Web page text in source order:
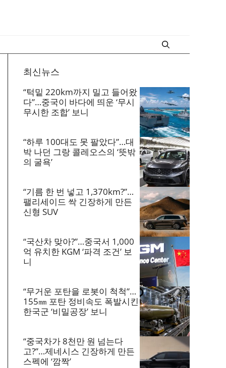
최신뉴스
“턱밑 220km까지 밀고 들어왔
다”…중국이 바다에 띄운 ‘무시
무시한 조합’ 보니
“하루 100대도 못 팔았다”…대
박 나던 그랑 콜레오스의 ‘뜻밖
의 굴욕’
“기름 한 번 넣고 1,370km?”…
팰리세이드 싹 긴장하게 만든
신형 SUV
“국산차 맞아?”…중국서 1,000
억 유치한 KGM ‘파격 조건’ 보
니
“무거운 포탄을 로봇이 척척”…
155㎜ 포탄 정비속도 폭발시킨
한국군 ‘비밀공장’ 보니
“중국차가 8천만 원 넘는다
고?”…제네시스 긴장하게 만든
스펙에 ‘깜짝’